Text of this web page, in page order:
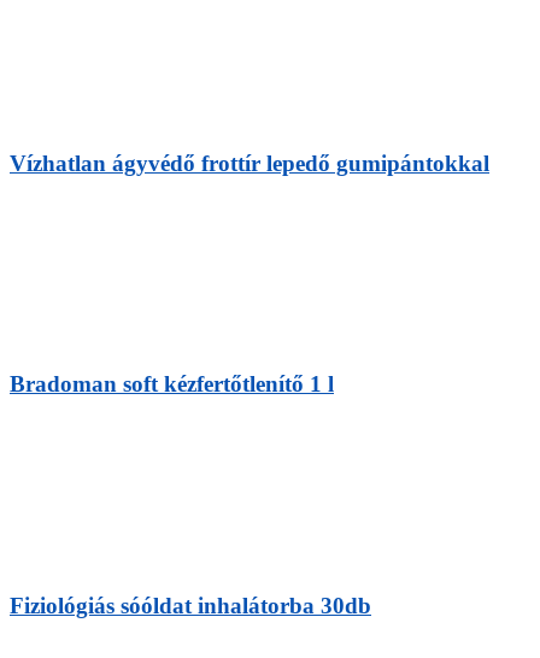
Vízhatlan ágyvédő frottír lepedő gumipántokkal
Bradoman soft kézfertőtlenítő 1 l
Fiziológiás sóóldat inhalátorba 30db